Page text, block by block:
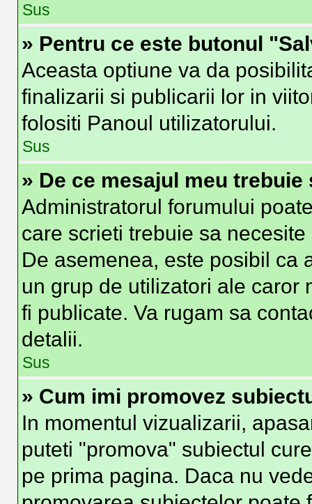
Sus
» Pentru ce este butonul
Aceasta optiune va da
finalizarii si publicarii lor in
folositi Panoul utilizatorului.
Sus
» De ce mesajul meu trebuie
Administratorul forumului
care scrieti trebuie sa
De asemenea, este posibil ca
un grup de utilizatori ale caror
fi publicate. Va rugam sa
detalii.
Sus
» Cum imi promovez
In momentul vizualizarii,
puteti "promova" subiectul
pe prima pagina. Daca nu